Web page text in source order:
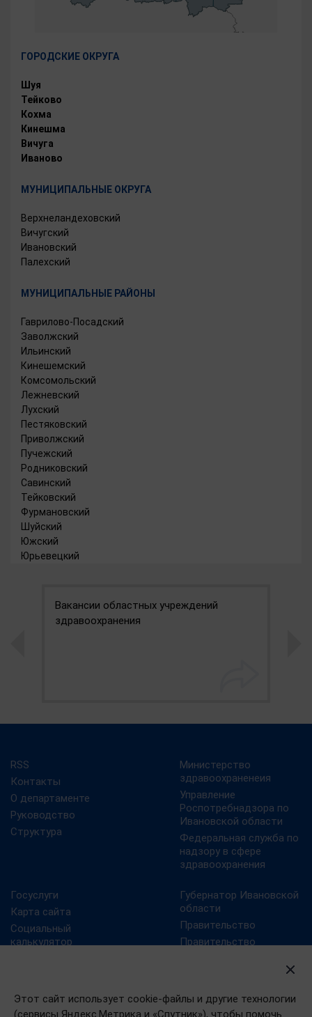
Этот сайт использует cookie-файлы и другие технологии
(сервисы Яндекс.Метрика и «Спутник»), чтобы помочь
ГОРОДСКИЕ ОКРУГА
Шуя
Тейково
Кохма
Кинешма
Вичуга
Иваново
МУНИЦИПАЛЬНЫЕ ОКРУГА
Верхнеландеховский
Вичугский
Ивановский
Палехский
МУНИЦИПАЛЬНЫЕ РАЙОНЫ
Гаврилово-Посадский
Заволжский
Ильинский
Кинешемский
Комсомольский
Лежневский
Лухский
Пестяковский
Приволжский
Пучежский
Родниковский
Савинский
Тейковский
Фурмановский
Шуйский
Южский
Юрьевецкий
Вакансии областных учреждений
здравоохранения
RSS
Контакты
О департаменте
Руководство
Структура
Министерство
здравоохраненеия
Управление
Роспотребнадзора по
Ивановской области
Федеральная служба по
надзору в сфере
здравоохранения
Госуслуги
Карта сайта
Социальный
калькулятор
Губернатор Ивановской
области
Правительство
Правительство